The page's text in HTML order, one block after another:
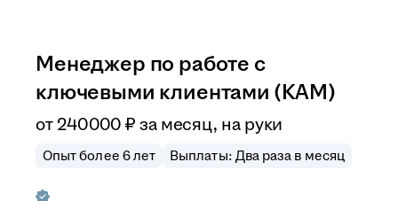
Менеджер по работе с
ключевыми клиентами (КАМ)
от 240 000 ₽ за месяц, на руки
Опыт более 6 лет Выплаты: Два раза в месяц